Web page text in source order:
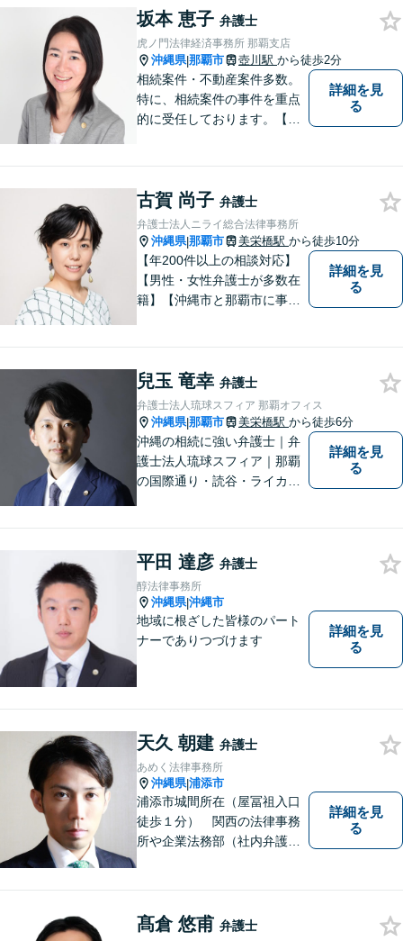
ございませんので、安心して
経験豊富な弁護士にご相談く
ださい。
坂本 恵子 弁護士
虎ノ門法律経済事務所 那覇支店
沖縄県|那覇市 壺川駅 から徒歩2分
相続案件・不動産案件多数。
特に、相続案件の事件を重点
的に受任しております。【初
働問題については、雇用主の
方からのご相談のみとさせて
いただいております。
詳細を見
る
古賀 尚子 弁護士
弁護士法人ニライ総合法律事務所
沖縄県|那覇市 美栄橋駅 から徒歩10分
【年200件以上の相談対応】
【男性・女性弁護士が多数在
籍】【沖縄市と那覇市に事務
らではの習慣」を熟知した弁
護士が多数在籍。
詳細を見
る
兒玉 竜幸 弁護士
弁護士法人琉球スフィア 那覇オフィス
沖縄県|那覇市 美栄橋駅 から徒歩6分
沖縄の相続に強い弁護士｜弁
護士法人琉球スフィア｜那覇
の国際通り・読谷・ライカム
に対応し、あなたの立場に立
ったベストな紛争解決を導く
ことを常に大切にしていま
す。
詳細を見
る
平田 達彦 弁護士
醇法律事務所
沖縄県|沖縄市
地域に根ざした皆様のパート
ナーでありつづけます
詳細を見
る
天久 朝建 弁護士
あめく法律事務所
沖縄県|浦添市
浦添市城間所在（屋冨祖入口
徒歩１分） 関西の法律事務
所や企業法務部（社内弁護士
詳細を見
る
髙倉 悠甫 弁護士